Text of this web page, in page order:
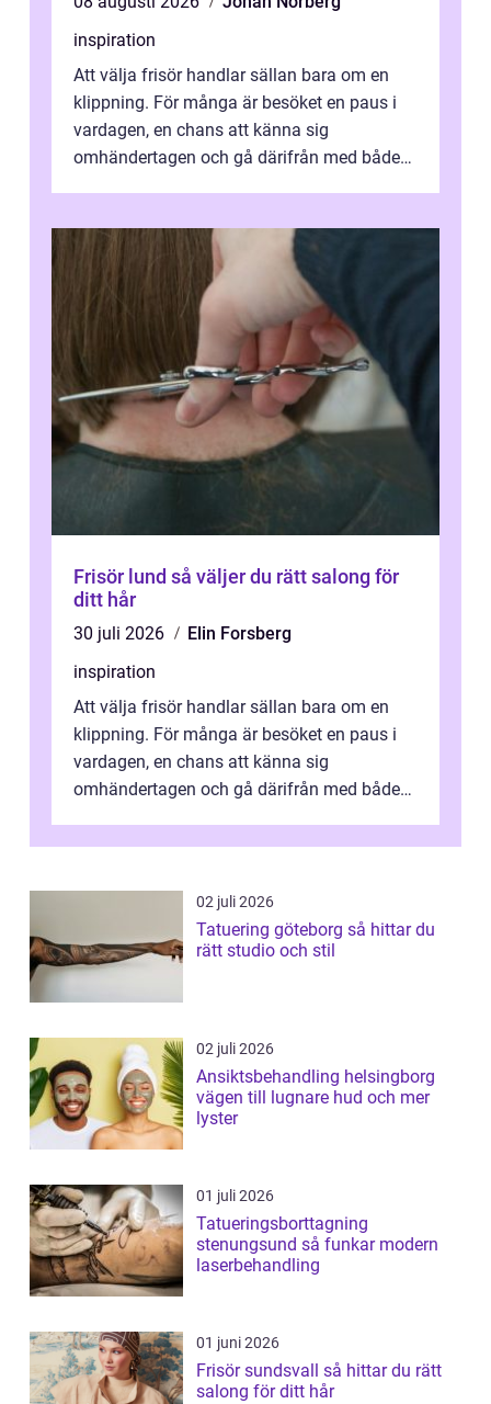
inspiration
Att välja frisör handlar sällan bara om en
klippning. För många är besöket en paus i
vardagen, en chans att känna sig
omhändertagen och gå därifrån med både
Frisör lund så väljer du rätt salong för
ditt hår
30 juli 2026
Elin Forsberg
inspiration
Att välja frisör handlar sällan bara om en
klippning. För många är besöket en paus i
vardagen, en chans att känna sig
omhändertagen och gå därifrån med både
02 juli 2026
Tatuering göteborg så hittar du
rätt studio och stil
02 juli 2026
Ansiktsbehandling helsingborg
vägen till lugnare hud och mer
lyster
01 juli 2026
Tatueringsborttagning
stenungsund så funkar modern
laserbehandling
01 juni 2026
Frisör sundsvall så hittar du rätt
salong för ditt hår